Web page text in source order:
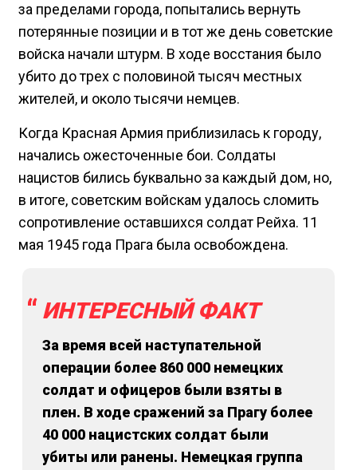
за пределами города, попытались вернуть
потерянные позиции и в тот же день советские
войска начали штурм. В ходе восстания было
убито до трех с половиной тысяч местных
жителей, и около тысячи немцев.
Когда Красная Армия приблизилась к городу,
начались ожесточенные бои. Солдаты
нацистов бились буквально за каждый дом, но,
в итоге, советским войскам удалось сломить
сопротивление оставшихся солдат Рейха. 11
мая 1945 года Прага была освобождена.
ИНТЕРЕСНЫЙ ФАКТ
За время всей наступательной
операции более 860 000 немецких
солдат и офицеров были взяты в
плен. В ходе сражений за Прагу более
40 000 нацистских солдат были
убиты или ранены. Немецкая группа